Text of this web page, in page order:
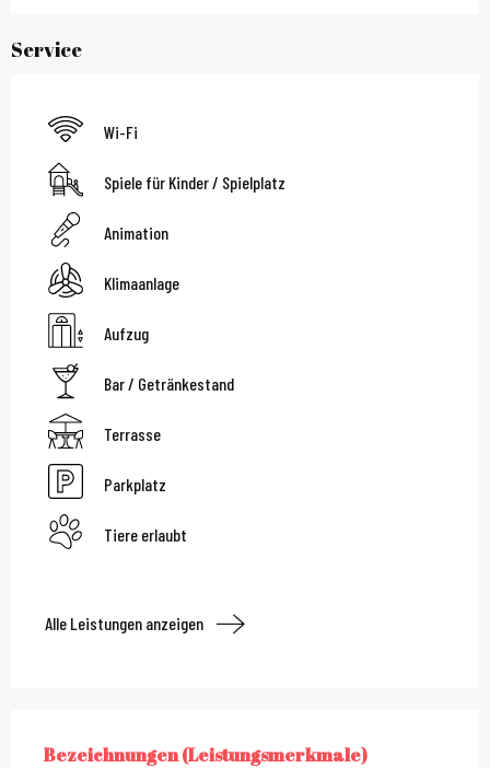
Service
Wi-Fi
Spiele für Kinder / Spielplatz
Animation
Klimaanlage
Aufzug
Bar / Getränkestand
Terrasse
Parkplatz
Tiere erlaubt
Alle Leistungen anzeigen
BEZEICHNUNGEN (LEISTUNGSMERKMALE)
Bezeichnungen (Leistungsmerkmale)